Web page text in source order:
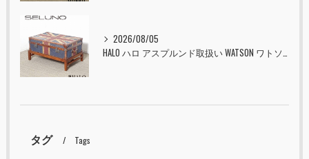
2026/08/05
HALO ハロ アスプルンド取扱い WATSON ワトソン ミディアム トランク & スタンド セット ユニオンジャック 入荷しました！！
タグ Tags